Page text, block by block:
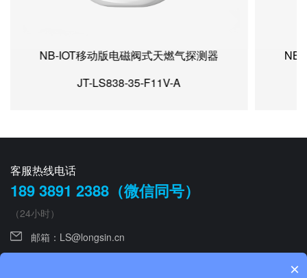
NB-IOT移动版电磁阀式天燃气探测器
JT-LS838-35-F11V-A
NB-
客服热线电话
189 3891 2388（微信同号）
（24小时）
邮箱： LS@longsin.cn
×